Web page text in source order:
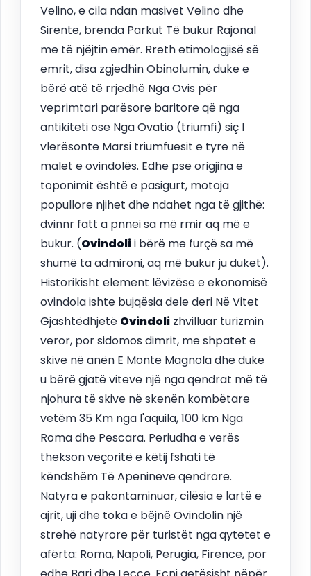
Velino, e cila ndan masivet Velino dhe
Sirente, brenda Parkut Të bukur Rajonal
me të njëjtin emër. Rreth etimologjisë së
emrit, disa zgjedhin Obinolumin, duke e
bërë atë të rrjedhë Nga Ovis për
veprimtari parësore baritore që nga
antikiteti ose Nga Ovatio (triumfi) siç I
vlerësonte Marsi triumfuesit e tyre në
malet e ovindolës. Edhe pse origjina e
toponimit është e pasigurt, motoja
popullore njihet dhe ndahet nga të gjithë:
dvinnr fatt a pnnei sa më rmir aq më e
bukur. (Ovindolii bërë me furçë sa më
shumë ta admironi, aq më bukur ju duket).
Historikisht element lëvizëse e ekonomisë
ovindola ishte bujqësia dele deri Në Vitet
Gjashtëdhjetë Ovindoli zhvilluar turizmin
veror, por sidomos dimrit, me shpatet e
skive në anën E Monte Magnola dhe duke
u bërë gjatë viteve një nga qendrat më të
njohura të skive në skenën kombëtare
vetëm 35 Km nga l'aquila, 100 km Nga
Roma dhe Pescara. Periudha e verës
thekson veçoritë e këtij fshati të
këndshëm Të Apenineve qendrore.
Natyra e pakontaminuar, cilësia e lartë e
ajrit, uji dhe toka e bëjnë Ovindolin një
strehë natyrore për turistët nga qytetet e
afërta: Roma, Napoli, Perugia, Firence, por